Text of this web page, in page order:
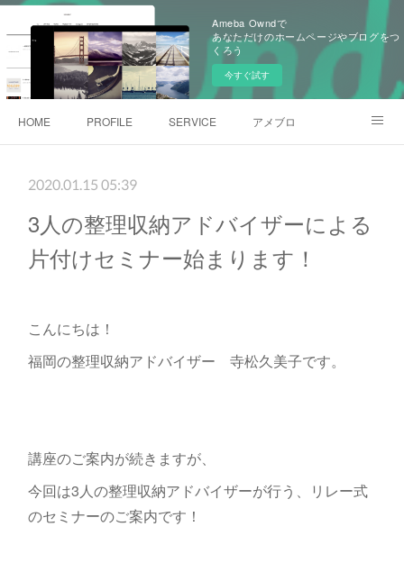
Ameba Owndで
あなただけのホームページやブログをつ
くろう
今すぐ試す
HOME PROFILE SERVICE アメブロ
2020.01.15 05:39
3人の整理収納アドバイザーによる
片付けセミナー始まります！
こんにちは！
福岡の整理収納アドバイザー 寺松久美子です。
講座のご案内が続きますが、
今回は3人の整理収納アドバイザーが行う、リレー式
のセミナーのご案内です！